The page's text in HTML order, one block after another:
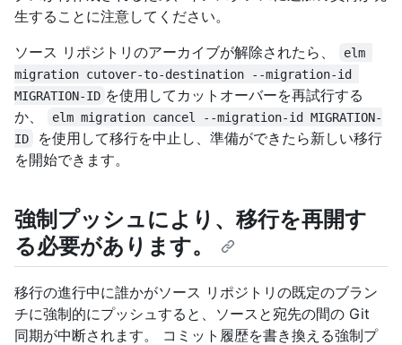
生することに注意してください。
ソース リポジトリのアーカイブが解除されたら、
elm
migration cutover-to-destination --migration-id
MIGRATION-ID を使用してカットオーバーを再試行する
か、
elm migration cancel --migration-id MIGRATION-
ID
を使用して移行を中止し、準備ができたら新しい移行
を開始できます。
強制プッシュにより、移行を再開す
る必要があります。
移行の進行中に誰かがソース リポジトリの既定のブラン
チに強制的にプッシュすると、ソースと宛先の間の Git
同期が中断されます。 コミット履歴を書き換える強制プ